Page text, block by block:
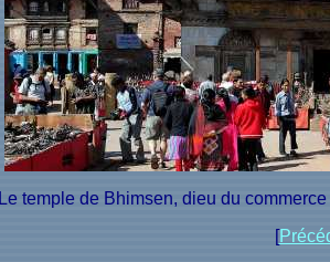
Le temple de Bhimsen, dieu du
[